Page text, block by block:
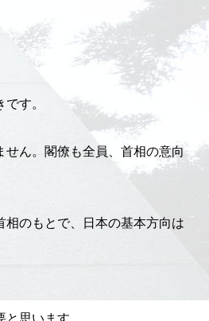
す。
ん。閣僚も全員、首相の意向
のもとで、日本の基本方向は
思います。